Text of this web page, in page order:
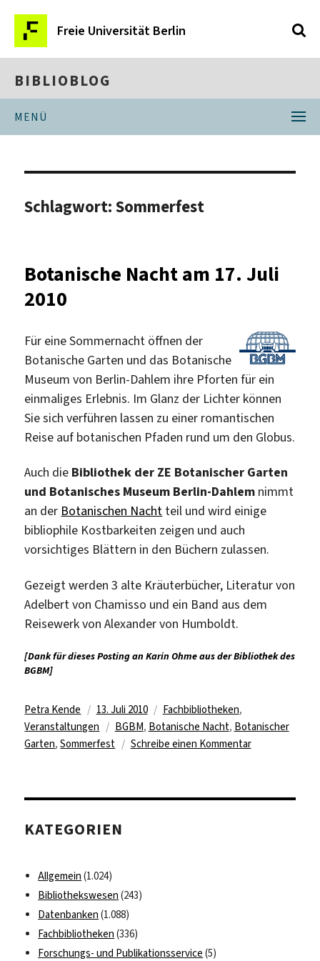
Freie Universität Berlin
BIBLIOBLOG
MENÜ
Schlagwort:Sommerfest
Botanische Nacht am 17. Juli
2010
Für eine Sommernacht öffnen der
Botanische Garten und das Botanische
Museum von Berlin-Dahlem ihre Pforten für ein
einmaliges Erlebnis. Im Glanz der Lichter können
Sie sich verführen lassen zu einer romantischen
Reise auf botanischen Pfaden rund um den Globus.
Auch die Bibliothek der ZE Botanischer Garten
und Botanisches Museum Berlin-Dahlem nimmt
an der Botanischen Nacht teil und wird einige
bibliophile Kostbarkeiten zeigen und auch
vorsichtiges Blättern in den Büchern zulassen.
Gezeigt werden 3 alte Kräuterbücher, Literatur von
Adelbert von Chamisso und ein Band aus dem
Reisewerk von Alexander von Humboldt.
[Dank für dieses Posting an Karin Ohme aus der Bibliothek des
BGBM]
Autor
Petra Kende
Veröffentlicht
am
13. Juli 2010 Kategorien
Fachbibliotheken,
Veranstaltungen
Schlagwörter
BGBM, Botanische Nacht, Botanischer
Garten,Sommerfest Schreibe einen Kommentarzu
am
KATEGORIEN
Allgemein (1.024)
Bibliothekswesen (243)
Datenbanken (1.088)
Fachbibliotheken (336)
Forschungs- und Publikationsservice (5)